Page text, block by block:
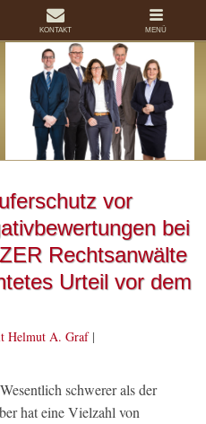
vor
bei
Rechtsanwälte
Urteil vor dem
Helmut A. Graf|
schwerer als der
hat eine Vielzahl von
KONTAKT MENÜ